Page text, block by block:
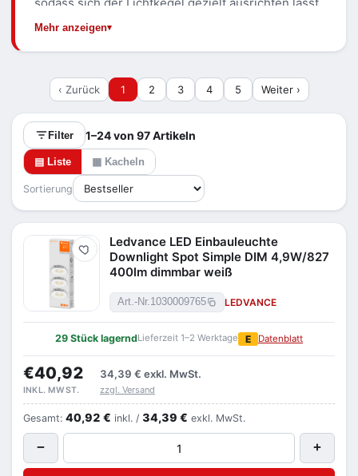
etwa auf eine Wand, ein Bild oder eine
Objekte als Akzent, ein breiter Winkel sorgt eher
für flächiges Grundlicht. Wie bei jeder
Einbaulösung ist der passendeEinbauausschnitt
die Grundvoraussetzung. Lichtfarbe,
Schwenkbarkeit und Abstrahlung lesen Sie je
Modell in den technischen Daten und grenzen sie
links im Filter ein.
Mehr anzeigen
‹ Zurück 1 2 3 4 5 Weiter ›
Filter 1–24 von 97 Artikeln
▤ Liste ▦ Kacheln
Sortierung
Merken
Ledvance LED Einbauleuchte
Downlight Spot Simple DIM 4,9W/827
400lm dimmbar weiß
Art.-Nr.1030009765 LEDVANCE
29 Stück lagerndLieferzeit 1–2 Werktage E Datenblatt
€40,92 34,39 € exkl. MwSt.
INKL. MWST. zzgl. Versand
Gesamt: 40,92 € inkl. / 34,39 € exkl. MwSt.
− +